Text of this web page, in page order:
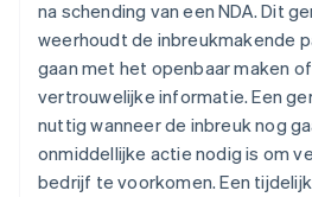
na schending van een NDA. Dit
weerhoudt de inbreukmakende
gaan met het openbaar maken
vertrouwelijke informatie. Een
nuttig wanneer de inbreuk nog
onmiddellijke actie nodig is om
bedrijf te voorkomen. Een